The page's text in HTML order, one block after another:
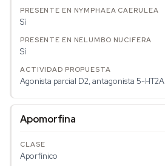
Sí
Sí
Agonista parcial D2, antagonista 5-HT2A
Apomorfina
Aporfínico